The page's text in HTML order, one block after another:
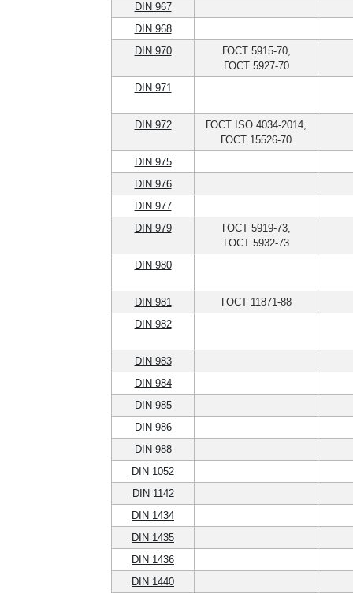
DIN 967
DIN 968
DIN 970
ГОСТ 5915-70,
ГОСТ 5927-70
DIN 971
DIN 972
ГОСТ ISO 4034-2014,
ГОСТ 15526-70
DIN 975
DIN 976
DIN 977
DIN 979
ГОСТ 5919-73,
ГОСТ 5932-73
DIN 980
DIN 981
ГОСТ 11871-88
DIN 982
DIN 983
DIN 984
DIN 985
DIN 986
DIN 988
DIN 1052
DIN 1142
DIN 1434
DIN 1435
DIN 1436
DIN 1440